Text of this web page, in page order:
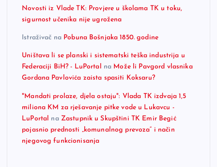
Novosti iz Vlade TK: Provjere u školama TK u toku,
sigurnost učenika nije ugrožena
Istraživač na Pobuna Bošnjaka 1850. godine
Uništava li se planski i sistematski teška industrija u
Federaciji BiH? - LuPortal na Može li Pavgord vlasnika
Gordana Pavlovića zaista spasiti Koksaru?
"Mandati prolaze, djela ostaju": Vlada TK izdvaja 1,5
miliona KM za rješavanje pitke vode u Lukavcu -
LuPortal na Zastupnik u Skupštini TK Emir Begić
pojasnio prednosti „komunalnog prevoza“ i način
njegovog funkcionisanja